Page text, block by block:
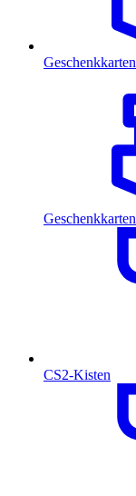
Geschenkkarten
Geschenkkarten
CS2-Kisten